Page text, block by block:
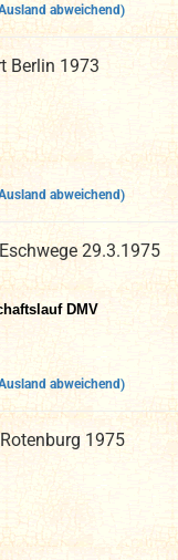
abweichend)
Berlin 1973
abweichend)
29.3.1975
DMV
abweichend)
1975